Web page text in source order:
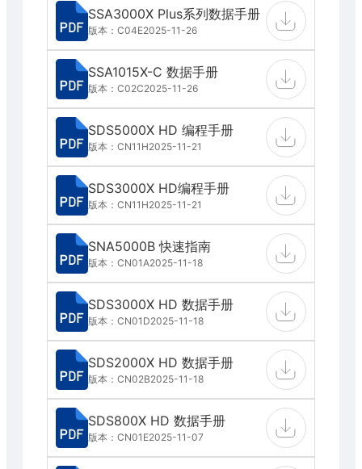
SSA3000X Plus系列数据手册
版本：C04E2025-11-26
SSA1015X-C 数据手册
版本：C02C2025-11-26
SDS5000X HD 编程手册
版本：CN11H2025-11-21
SDS3000X HD编程手册
版本：CN11H2025-11-21
SNA5000B 快速指南
版本：CN01A2025-11-18
SDS3000X HD 数据手册
版本：CN01D2025-11-18
SDS2000X HD 数据手册
版本：CN02B2025-11-18
SDS800X HD 数据手册
版本：CN01E2025-11-07